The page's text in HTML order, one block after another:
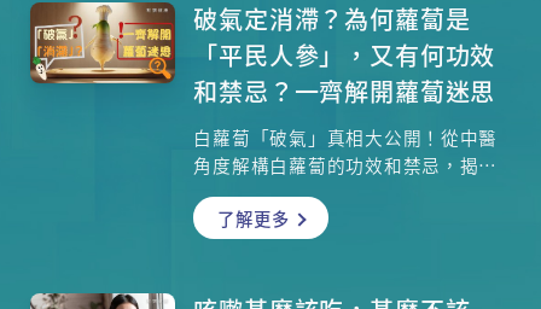
破氣定消滯？為何蘿蔔是
「平民人參」，又有何功效
和禁忌？一齊解開蘿蔔迷思
白蘿蔔「破氣」真相大公開！從中醫
角度解構白蘿蔔的功效和禁忌，揭開
消滯化痰的養生智慧！一文掌握蘿蔔
防癌關鍵營養素、不適合食用的人
和風料理！
了解更多